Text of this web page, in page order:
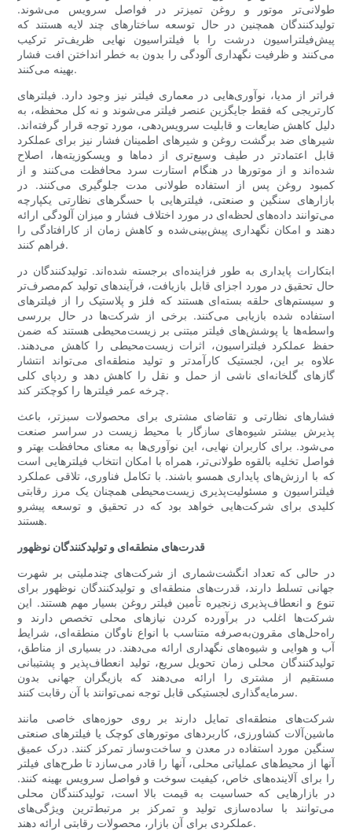
طولانی‌تر موتور و روغن تمیزتر در فواصل سرویس می‌شوند.
تولیدکنندگان همچنین در حال توسعه ساختارهای چند لایه هستند که
پیش‌فیلتراسیون درشت را با فیلتراسیون نهایی ظریف‌تر ترکیب
می‌کنند و ظرفیت نگهداری آلودگی را بدون به خطر انداختن افت فشار
بهینه می‌کنند.
فراتر از مدیا، نوآوری‌هایی در معماری فیلتر نیز وجود دارد. فیلترهای
کارتریجی که فقط جایگزین عنصر فیلتر می‌شوند و نه کل محفظه، به
دلیل کاهش ضایعات و قابلیت سرویس‌دهی، مورد توجه قرار گرفته‌اند.
شیرهای ضد برگشت روغن و شیرهای اطمینان فشار نیز برای عملکرد
قابل اعتمادتر در طیف وسیع‌تری از دماها و ویسکوزیته‌ها، اصلاح
شده‌اند و از موتورها در هنگام استارت سرد محافظت می‌کنند و از
کمبود روغن پس از استفاده طولانی مدت جلوگیری می‌کنند. در
بازارهای سنگین و صنعتی، فیلترهایی با حسگرهای نظارتی یکپارچه
می‌توانند داده‌های لحظه‌ای در مورد اختلاف فشار و میزان آلودگی ارائه
دهند و امکان نگهداری پیش‌بینی‌شده و کاهش زمان از کارافتادگی را
فراهم کنند.
ابتکارات پایداری به طور فزاینده‌ای برجسته شده‌اند. تولیدکنندگان در
حال تحقیق در مورد اجزای قابل بازیافت، فرآیندهای تولید کم‌مصرف‌تر
و سیستم‌های حلقه بسته‌ای هستند که فلز و پلاستیک را از فیلترهای
استفاده شده بازیابی می‌کنند. برخی از شرکت‌ها در حال بررسی
واسطه‌ها یا پوشش‌های فیلتر مبتنی بر زیست‌محیطی هستند که ضمن
حفظ عملکرد فیلتراسیون، اثرات زیست‌محیطی را کاهش می‌دهند.
علاوه بر این، لجستیک کارآمدتر و تولید منطقه‌ای می‌تواند انتشار
گازهای گلخانه‌ای ناشی از حمل و نقل را کاهش دهد و ردپای کلی
چرخه عمر فیلترها را کوچکتر کند.
فشارهای نظارتی و تقاضای مشتری برای محصولات سبزتر، باعث
پذیرش بیشتر شیوه‌های سازگار با محیط زیست در سراسر صنعت
می‌شود. برای کاربران نهایی، این نوآوری‌ها به معنای محافظت بهتر و
فواصل تخلیه بالقوه طولانی‌تر، همراه با امکان انتخاب فیلترهایی است
که با ارزش‌های پایداری همسو باشند. با تکامل فناوری، تلاقی عملکرد
فیلتراسیون و مسئولیت‌پذیری زیست‌محیطی همچنان یک مرز رقابتی
کلیدی برای شرکت‌هایی خواهد بود که در تحقیق و توسعه پیشرو
هستند.
قدرت‌های منطقه‌ای و تولیدکنندگان نوظهور
در حالی که تعداد انگشت‌شماری از شرکت‌های چندملیتی بر شهرت
جهانی تسلط دارند، قدرت‌های منطقه‌ای و تولیدکنندگان نوظهور برای
تنوع و انعطاف‌پذیری زنجیره تأمین فیلتر روغن بسیار مهم هستند. این
شرکت‌ها اغلب در برآورده کردن نیازهای محلی تخصص دارند و
راه‌حل‌های مقرون‌به‌صرفه متناسب با انواع ناوگان منطقه‌ای، شرایط
آب و هوایی و شیوه‌های نگهداری ارائه می‌دهند. در بسیاری از مناطق،
تولیدکنندگان محلی زمان تحویل سریع، تولید انعطاف‌پذیر و پشتیبانی
مستقیم از مشتری را ارائه می‌دهند که بازیگران جهانی بدون
سرمایه‌گذاری لجستیکی قابل توجه نمی‌توانند با آن رقابت کنند.
شرکت‌های منطقه‌ای تمایل دارند بر روی حوزه‌های خاصی مانند
ماشین‌آلات کشاورزی، کاربردهای موتورهای کوچک یا فیلترهای صنعتی
سنگین مورد استفاده در معدن و ساخت‌وساز تمرکز کنند. درک عمیق
آنها از محیط‌های عملیاتی محلی، آنها را قادر می‌سازد تا طرح‌های فیلتر
را برای آلاینده‌های خاص، کیفیت سوخت و فواصل سرویس بهینه کنند.
در بازارهایی که حساسیت به قیمت بالا است، تولیدکنندگان محلی
می‌توانند با ساده‌سازی تولید و تمرکز بر مرتبط‌ترین ویژگی‌های
عملکردی برای آن بازار، محصولات رقابتی ارائه دهند.